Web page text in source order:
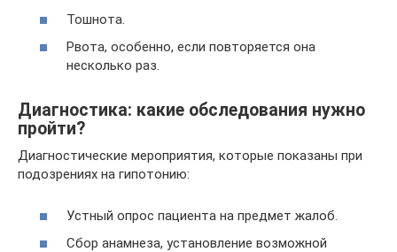
Тошнота.
Рвота, особенно, если повторяется она
несколько раз.
Диагностика: какие обследования нужно
пройти?
Диагностические мероприятия, которые показаны при
подозрениях на гипотонию:
Устный опрос пациента на предмет жалоб.
Сбор анамнеза, установление возможной